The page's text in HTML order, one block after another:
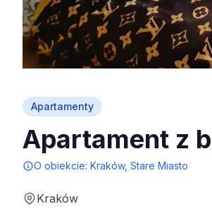
Apartamenty
Apartament z
O obiekcie: Kraków, Stare Miasto
Kraków